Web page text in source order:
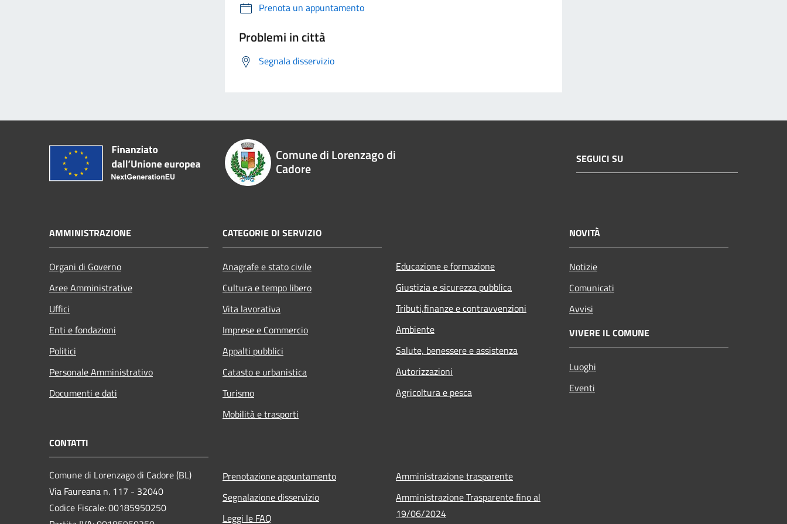
Prenota un appuntamento
Problemi in città
Segnala disservizio
Comune di Lorenzago di
Cadore
SEGUICI SU
AMMINISTRAZIONE
Organi di Governo
Aree Amministrative
Uffici
Enti e fondazioni
Politici
Personale Amministrativo
Documenti e dati
CATEGORIE DI SERVIZIO
Anagrafe e stato civile
Cultura e tempo libero
Vita lavorativa
Imprese e Commercio
Appalti pubblici
Catasto e urbanistica
Turismo
Mobilità e trasporti
Educazione e formazione
Giustizia e sicurezza pubblica
Tributi,finanze e contravvenzioni
Ambiente
Salute, benessere e assistenza
Autorizzazioni
Agricoltura e pesca
NOVITÀ
Notizie
Comunicati
Avvisi
VIVERE IL COMUNE
Luoghi
Eventi
CONTATTI
Comune di Lorenzago di Cadore (BL)
Via Faureana n. 117 - 32040
Codice Fiscale: 00185950250
Prenotazione appuntamento
Segnalazione disservizio
Leggi le FAQ
Amministrazione trasparente
Amministrazione Trasparente fino al
19/06/2024